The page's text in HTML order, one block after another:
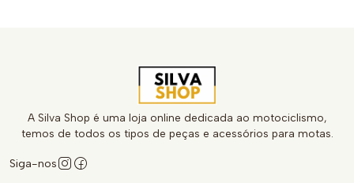
A Silva Shop é uma loja online dedicada ao motociclismo,
temos de todos os tipos de peças e acessórios para motas.
Siga-nos